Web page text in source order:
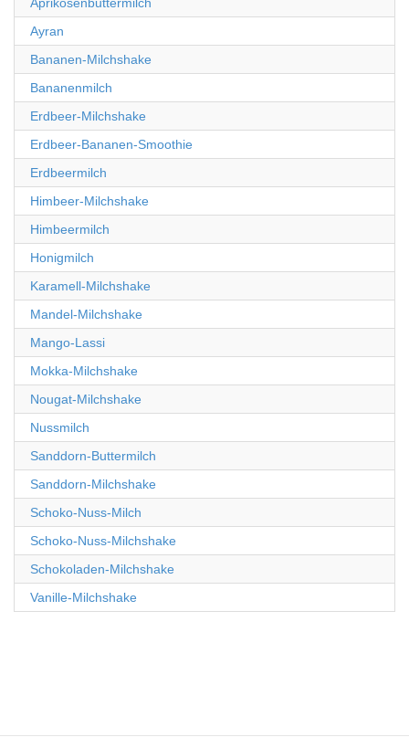
Ayran
Bananen-Milchshake
Bananenmilch
Erdbeer-Milchshake
Erdbeer-Bananen-Smoothie
Erdbeermilch
Himbeer-Milchshake
Himbeermilch
Honigmilch
Karamell-Milchshake
Mandel-Milchshake
Mango-Lassi
Mokka-Milchshake
Nougat-Milchshake
Nussmilch
Sanddorn-Buttermilch
Sanddorn-Milchshake
Schoko-Nuss-Milch
Schoko-Nuss-Milchshake
Schokoladen-Milchshake
Vanille-Milchshake